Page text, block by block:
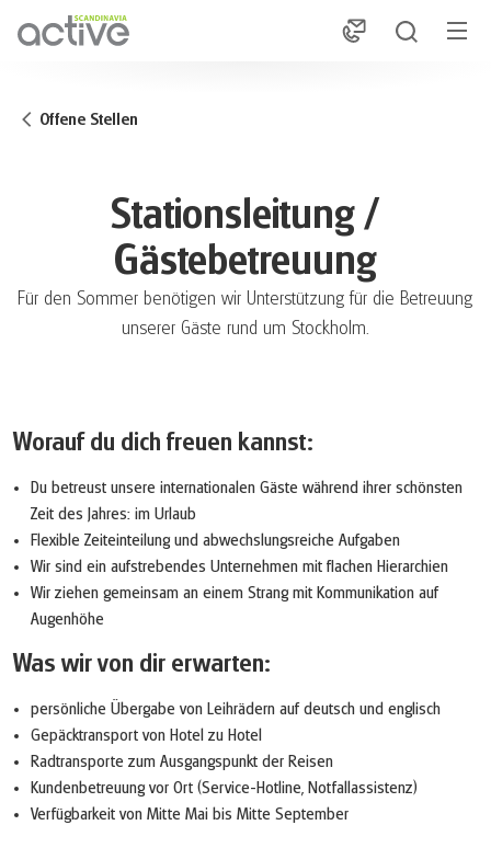
1
Offene Stellen
Stationsleitung /
Gästebetreuung
Für den Sommer benötigen wir Unterstützung für die Betreuung
unserer Gäste rund um Stockholm.
Worauf du dich freuen kannst:
Du betreust unsere internationalen Gäste während ihrer schönsten
Zeit des Jahres: im Urlaub
Flexible Zeiteinteilung und abwechslungsreiche Aufgaben
Wir sind ein aufstrebendes Unternehmen mit flachen Hierarchien
Wir ziehen gemeinsam an einem Strang mit Kommunikation auf
Augenhöhe
Was wir von dir erwarten:
persönliche Übergabe von Leihrädern auf deutsch und englisch
Gepäcktransport von Hotel zu Hotel
Radtransporte zum Ausgangspunkt der Reisen
Kundenbetreuung vor Ort (Service-Hotline, Notfallassistenz)
Verfügbarkeit von Mitte Mai bis Mitte September